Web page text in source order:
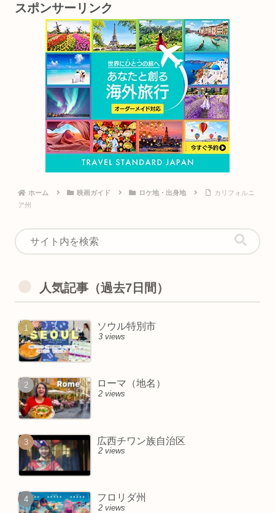
スポンサーリンク
ホーム 映画ガイド ロケ地・出身地
カリフォルニ
ア州
人気記事（過去7日間）
ソウル特別市
3 views
ローマ（地名）
2 views
広西チワン族自治区
2 views
フロリダ州
2 views